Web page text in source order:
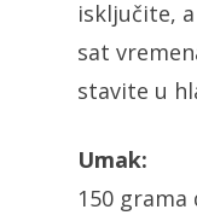
isključite,
sat
stavite u
Umak:
150